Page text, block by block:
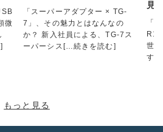
微
「スーパーアダプター × TG-
7」、その魅力とはなんなの
か？ 新入社員による、TG-7ス
ーパーシス […続きを読む]
見
「
世
す
もっと見る